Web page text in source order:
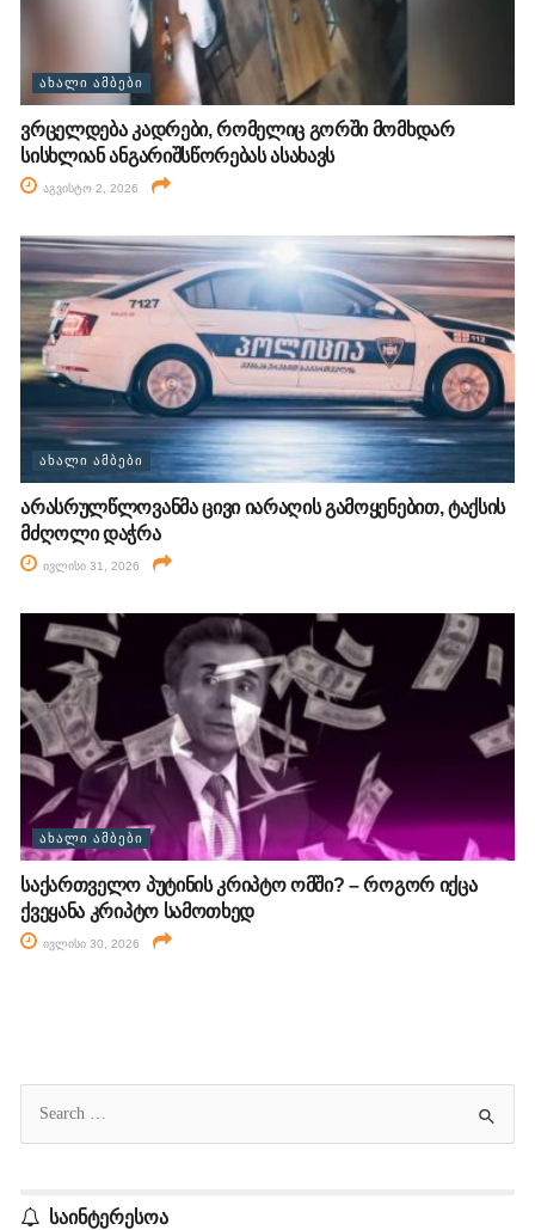
ᲐᲮᲐᲚᲘ ᲐᲛᲑᲔᲑᲘ
ვრცელდება კადრები, რომელიც გორში მომხდარ
სისხლიან ანგარიშსწორებას ასახავს
აგვისტო 2, 2026
ᲐᲮᲐᲚᲘ ᲐᲛᲑᲔᲑᲘ
არასრულწლოვანმა ცივი იარაღის გამოყენებით, ტაქსის
მძღოლი დაჭრა
ივლისი 31, 2026
ᲐᲮᲐᲚᲘ ᲐᲛᲑᲔᲑᲘ
საქართველო პუტინის კრიპტო ომში? – როგორ იქცა
ქვეყანა კრიპტო სამოთხედ
ივლისი 30, 2026
საინტერესოა